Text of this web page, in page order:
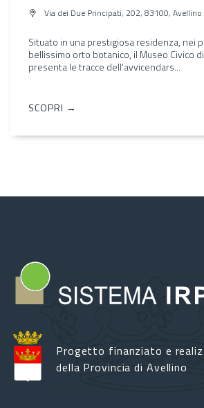
Via dei Due Principati, 202, 83100, Avellino
Situato in una prestigiosa residenza, nei
bellissimo orto botanico, il Museo Civico
presenta le tracce dell'avvicendars...
SCOPRI →
Progetto finanziato e
della Provincia di Avellino